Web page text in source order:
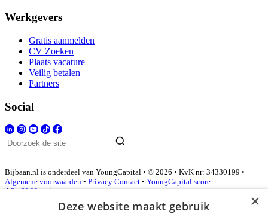
Werkgevers
Gratis aanmelden
CV Zoeken
Plaats vacature
Veilig betalen
Partners
Social
Bijbaan.nl is onderdeel van YoungCapital • © 2026 • KvK nr: 34330199 •
Algemene voorwaarden • Privacy Contact • YoungCapital score
4.3 - 3366 reviews
×
Deze website maakt gebruik